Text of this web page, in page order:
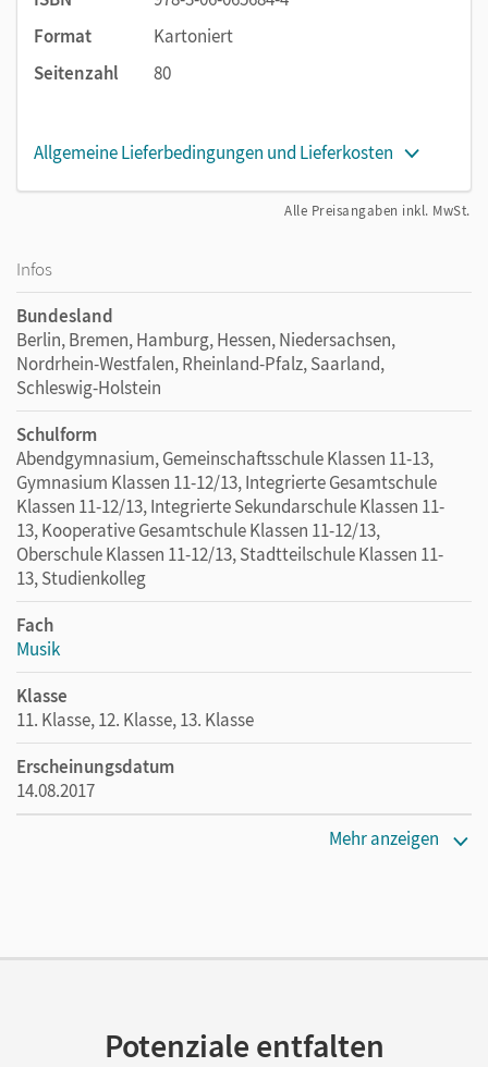
Durch die Auffächerung in thematische Module lassen
Nordrhein-Westfalen z. B. Der Komponist an der
Gesellschaftliche Stellungnahme durch Musik.
Format
Kartoniert
Seitenzahl
80
Allgemeine Lieferbedingungen und Lieferkosten
Alle Preisangaben inkl. MwSt.
Infos
Bundesland
Berlin, Bremen, Hamburg, Hessen, Niedersachsen,
Nordrhein-Westfalen, Rheinland-Pfalz, Saarland,
Schleswig-Holstein
Schulform
Abendgymnasium, Gemeinschaftsschule Klassen 11-13,
Gymnasium Klassen 11-12/13, Integrierte Gesamtschule
Klassen 11-12/13, Integrierte Sekundarschule Klassen 11-
13, Kooperative Gesamtschule Klassen 11-12/13,
Oberschule Klassen 11-12/13, Stadtteilschule Klassen 11-
13, Studienkolleg
Fach
Musik
Klasse
11. Klasse, 12. Klasse, 13. Klasse
Erscheinungsdatum
14.08.2017
Mehr anzeigen
Potenziale entfalten